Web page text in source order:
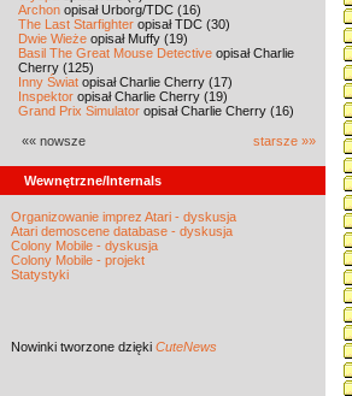
Archon opisał Urborg/TDC (16)
The Last Starfighter opisał TDC (30)
Dwie Wieże opisał Muffy (19)
Basil The Great Mouse Detective opisał Charlie
Cherry (125)
Inny Świat opisał Charlie Cherry (17)
Inspektor opisał Charlie Cherry (19)
Grand Prix Simulator opisał Charlie Cherry (16)
«« nowsze starsze »»
Wewnętrzne/Internals
Organizowanie imprez Atari - dyskusja
Atari demoscene database - dyskusja
Colony Mobile - dyskusja
Colony Mobile - projekt
Statystyki
Nowinki tworzone dzięki CuteNews